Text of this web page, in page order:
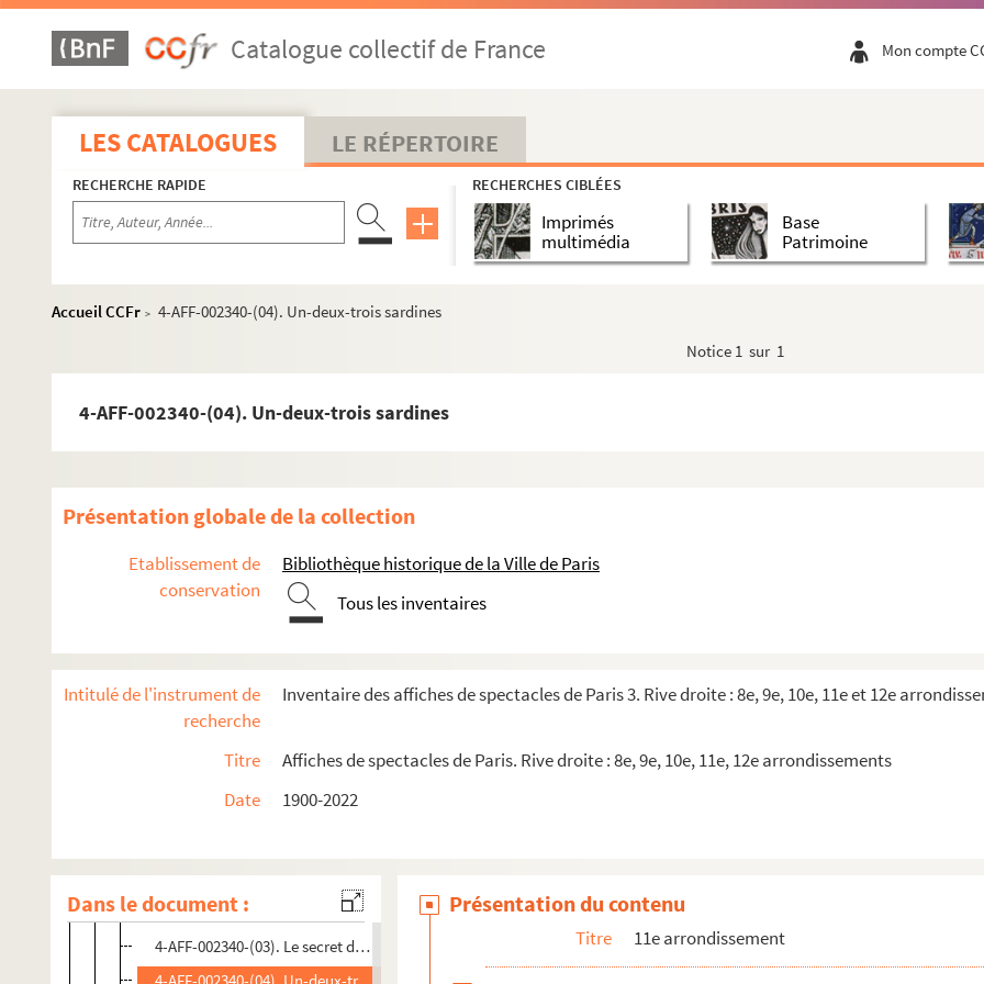
Catalogue collectif de France Mon compte
LES CATALOGUES LE RÉPERTOIRE
RECHERCHE RAPIDE RECHERCHES CIBLÉES
Imprimés
multimédia
Base
Patrimoine
Accueil CCFr > 4-AFF-002340-(04). Un-deux-trois sardines
Notice 1 sur 1
4-AFF-002340-(04). Un-deux-trois sardines
Présentation globale de la collection
Etablissement de
conservation
Bibliothèque historique de la Ville de Paris
Tous les inventaires
Intitulé de l'instrument de
recherche
Inventaire des affiches de spectacles de Paris 3. Rive droite : 8e, 9e, 10e, 11e et 12e
Titre
Affiches de spectacles de Paris. Rive droite : 8e, 9e, 10e, 11e, 12e arrondissements
Date
1900-2022
Dans le document :
8e arrondissement
9e arrondissement
10e arrondissement
L'Alhambra
L'Alhambra-Maurice Chevalier
Atelier Bastille
Atelier de la Bonne Graine
L'Auguste théâtre
Le Balajo
Café de la danse
Centre culturel franco-japonais
Cirque d'hiver Bouglione
4-AFF-002340-(05). Lapidée
4-AFF-002340-(02). Nos amis les humains
4-AFF-002340-(03). Le secret du temps plié
Présentation du contenu
Titre 11e arrondissement